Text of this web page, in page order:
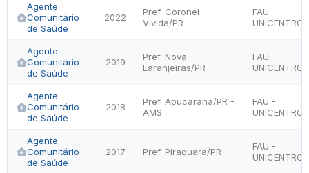
Agente
Comunitário
de Saúde
2022
Pref. Coronel
Vivida/PR
FAU -
UNICENTRO
Agente
Comunitário
de Saúde
2019
Pref. Nova
Laranjeiras/PR
FAU -
UNICENTRO
Agente
Comunitário
de Saúde
2018
Pref. Apucarana/PR -
AMS
FAU -
UNICENTRO
Agente
Comunitário
de Saúde
2017 Pref. Piraquara/PR
FAU -
UNICENTRO